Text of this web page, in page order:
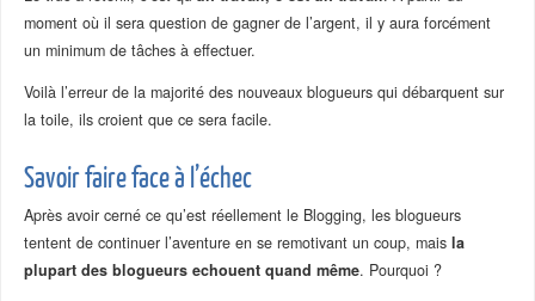
moment où il sera question de gagner de l’argent, il y aura forcément
un minimum de tâches à effectuer.
Voilà l’erreur de la majorité des nouveaux blogueurs qui débarquent sur
la toile, ils croient que ce sera facile.
Savoir faire face à l’échec
Après avoir cerné ce qu’est réellement le Blogging, les blogueurs
tentent de continuer l’aventure en se remotivant un coup, mais la
plupart des blogueurs echouent quand même. Pourquoi ?